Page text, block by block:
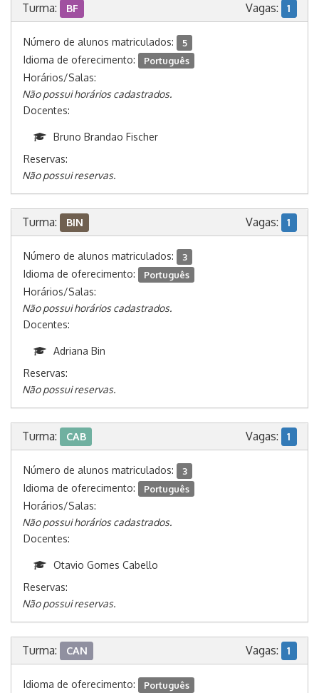
Turma: BF Vagas: 1
Número de alunos matriculados: 5
Idioma de oferecimento: Português
Horários/Salas:
Não possui horários cadastrados.
Docentes:
Bruno Brandao Fischer
Reservas:
Não possui reservas.
Turma: BIN Vagas: 1
Número de alunos matriculados: 3
Idioma de oferecimento: Português
Horários/Salas:
Não possui horários cadastrados.
Docentes:
Adriana Bin
Reservas:
Não possui reservas.
Turma: CAB Vagas: 1
Número de alunos matriculados: 3
Idioma de oferecimento: Português
Horários/Salas:
Não possui horários cadastrados.
Docentes:
Otavio Gomes Cabello
Reservas:
Não possui reservas.
Turma: CAN Vagas: 1
Idioma de oferecimento: Português